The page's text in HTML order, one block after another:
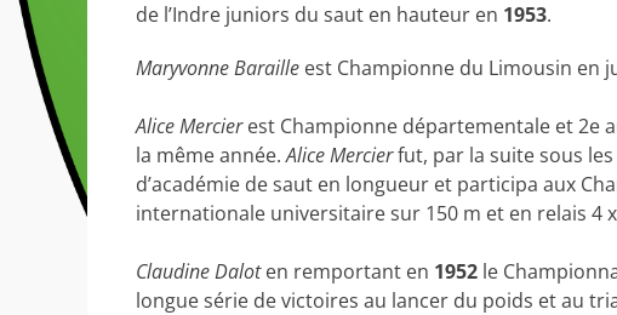
de l’Indre juniors du saut en hauteur en 1953.
Maryvonne Baraille est Championne du Limousin en
Alice Mercierest Championne départementale et 2e
la même année.Alice Mercierfut, par la suite sous les
d’académie de saut en longueur et participa aux
internationale universitaire sur 150 m et en relais 4
Claudine Daloten remportant en 1952 le
longue série de victoires au lancer du poids et au